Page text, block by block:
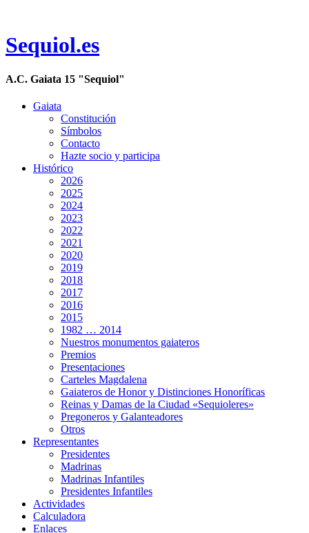
Sequiol.es
A.C. Gaiata 15 "Sequiol"
Gaiata
Constitución
Símbolos
Contacto
Hazte socio y participa
Histórico
2026
2025
2024
2023
2022
2021
2020
2019
2018
2017
2016
2015
1982 … 2014
Nuestros monumentos gaiateros
Premios
Presentaciones
Carteles Magdalena
Gaiateros de Honor y Distinciones Honoríficas
Reinas y Damas de la Ciudad «Sequioleres»
Pregoneros y Galanteadores
Otros
Representantes
Presidentes
Madrinas
Madrinas Infantiles
Presidentes Infantiles
Actividades
Calculadora
Enlaces